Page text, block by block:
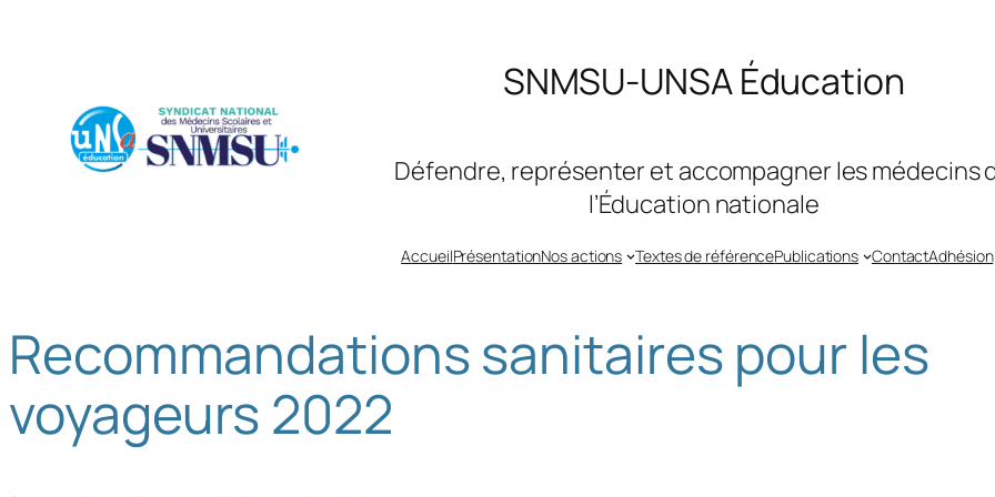
SNMSU-UNSA Éducation
Défendre, représenter et accompagner les médecins
l’Éducation nationale
AccueilPrésentationNos actions Textes de référencePublications ContactAdhésion
Recommandations sanitaires pour les
voyageurs 2022